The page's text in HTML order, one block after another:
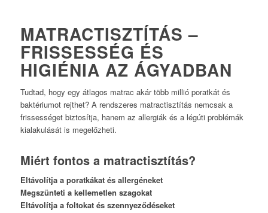
MATRACTISZTÍTÁS –
FRISSESSÉG ÉS
HIGIÉNIA AZ ÁGYADBAN
Tudtad, hogy egy átlagos matrac akár több millió poratkát és
baktériumot rejthet? A rendszeres matractisztítás nemcsak a
frissességet biztosítja, hanem az allergiák és a légúti problémák
kialakulását is megelőzheti.
Miért fontos a matractisztítás?
Eltávolítja a poratkákat és allergéneket
Megszünteti a kellemetlen szagokat
Eltávolítja a foltokat és szennyeződéseket